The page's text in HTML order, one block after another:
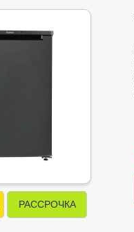
РАССРОЧКА